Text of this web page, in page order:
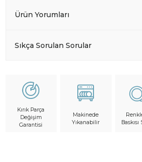
Ürün Yorumları
Sıkça Sorulan Sorular
Kırık Parça
Değişim
Garantisi
Makinede
Yıkanabilir